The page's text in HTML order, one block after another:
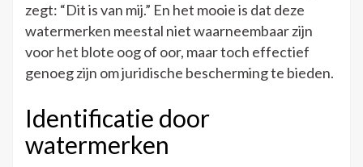
zegt: “Dit is van mij.” En het mooie is dat deze
watermerken meestal niet waarneembaar zijn
voor het blote oog of oor, maar toch effectief
genoeg zijn om juridische bescherming te bieden.
Identificatie door
watermerken